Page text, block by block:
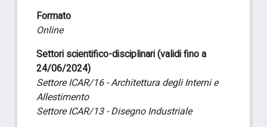
Formato
Online
Settori scientifico-disciplinari (validi fino a
24/06/2024)
Settore ICAR/16 - Architettura degli Interni e
Allestimento
Settore ICAR/13 - Disegno Industriale